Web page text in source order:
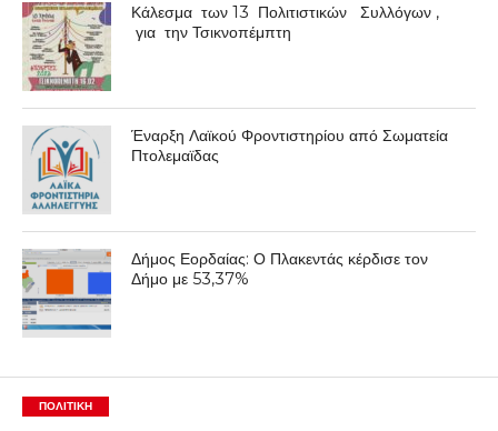
Κάλεσμα των 13 Πολιτιστικών Συλλόγων ,
για την Τσικνοπέμπτη
Έναρξη Λαϊκού Φροντιστηρίου από Σωματεία
Πτολεμαϊδας
Δήμος Εορδαίας: Ο Πλακεντάς κέρδισε τον
Δήμο με 53,37%
ΠΟΛΙΤΙΚΉ